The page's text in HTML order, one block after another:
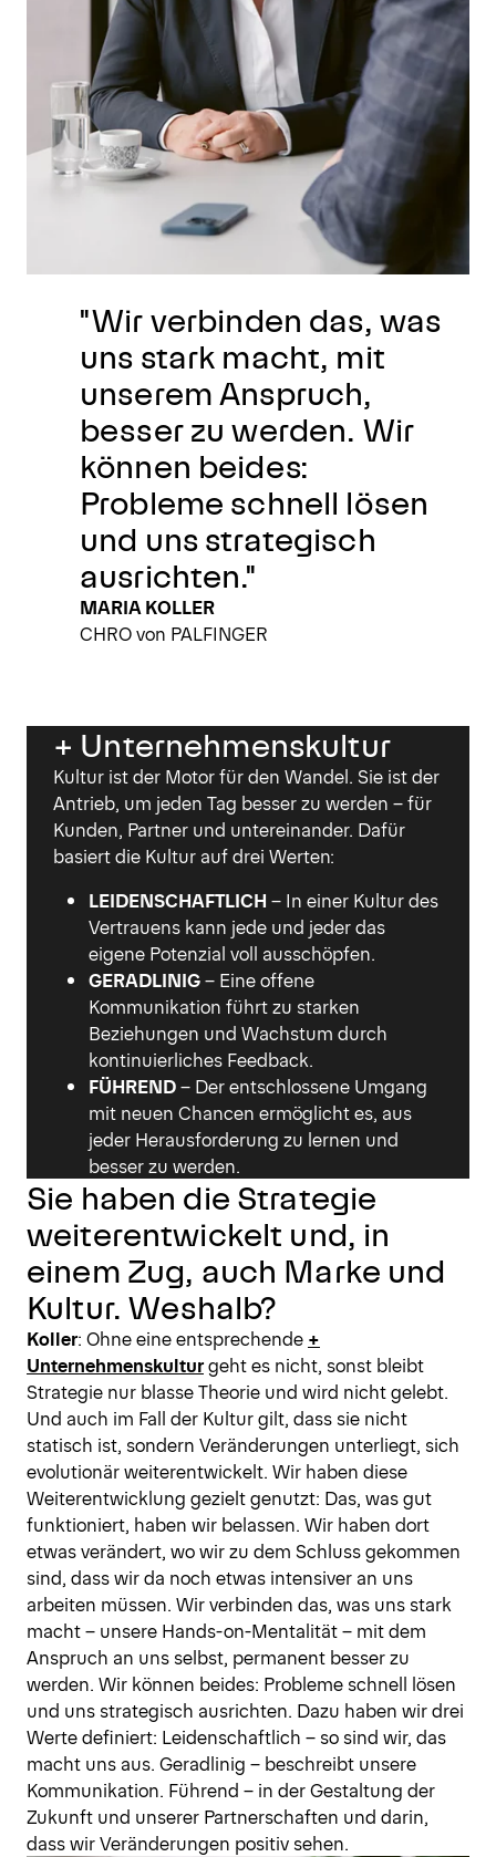
"Wir verbinden das, was
uns stark macht, mit
unserem Anspruch,
besser zu werden. Wir
können beides:
Probleme schnell lösen
und uns strategisch
ausrichten."
MARIA KOLLER
CHRO von PALFINGER
+ Unternehmenskultur
Kultur ist der Motor für den Wandel. Sie ist der
Antrieb, um jeden Tag besser zu werden – für
Kunden, Partner und untereinander. Dafür
basiert die Kultur auf drei Werten:
LEIDENSCHAFTLICH – In einer Kultur des
Vertrauens kann jede und jeder das
eigene Potenzial voll ausschöpfen.
GERADLINIG– Eine offene
Kommunikation führt zu starken
Beziehungen und Wachstum durch
kontinuierliches Feedback.
FÜHREND– Der entschlossene Umgang
mit neuen Chancen ermöglicht es, aus
jeder Herausforderung zu lernen und
besser zu werden.
Sie haben die Strategie
weiterentwickelt und, in
einem Zug, auch Marke und
Kultur. Weshalb?
Koller: Ohne eine entsprechende +
Unternehmenskulturgeht es nicht, sonst bleibt
Strategie nur blasse Theorie und wird nicht gelebt.
Und auch im Fall der Kultur gilt, dass sie nicht
statisch ist, sondern Veränderungen unterliegt, sich
evolutionär weiterentwickelt. Wir haben diese
Weiterentwicklung gezielt genutzt: Das, was gut
funktioniert, haben wir belassen. Wir haben dort
etwas verändert, wo wir zu dem Schluss gekommen
sind, dass wir da noch etwas intensiver an uns
arbeiten müssen. Wir verbinden das, was uns stark
macht – unsere Hands-on-Mentalität – mit dem
Anspruch an uns selbst, permanent besser zu
werden. Wir können beides: Probleme schnell lösen
und uns strategisch ausrichten. Dazu haben wir drei
Werte definiert: Leidenschaftlich – so sind wir, das
macht uns aus. Geradlinig – beschreibt unsere
Kommunikation. Führend – in der Gestaltung der
Zukunft und unserer Partnerschaften und darin,
dass wir Veränderungen positiv sehen.